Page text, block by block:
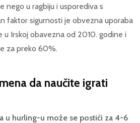
nego u ragbiju i usporediva s
faktor sigurnosti je obvezna uporaba
u Irskoj obavezna od 2010. godine i
za preko 60%.
da naučite igrati
u hurling-u može se postići za 4-6